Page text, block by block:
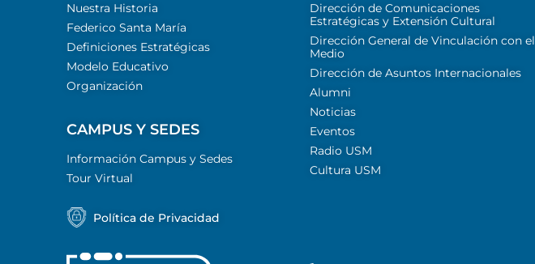
Nuestra Historia
Federico Santa María
Definiciones Estratégicas
Modelo Educativo
Organización
CAMPUS Y SEDES
Información Campus y Sedes
Tour Virtual
Política de Privacidad
Dirección de Comunicaciones
Estratégicas y Extensión Cultural
Dirección General de Vinculación con el
Medio
Dirección de Asuntos Internacionales
Alumni
Noticias
Eventos
Radio USM
Cultura USM